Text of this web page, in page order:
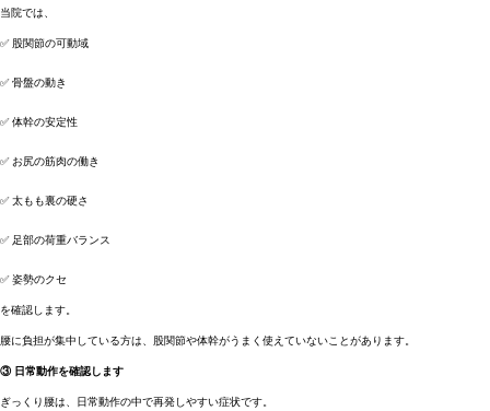
当院では、
✅ 股関節の可動域
✅ 骨盤の動き
✅ 体幹の安定性
✅ お尻の筋肉の働き
✅ 太もも裏の硬さ
✅ 足部の荷重バランス
✅ 姿勢のクセ
を確認します。
腰に負担が集中している方は、股関節や体幹がうまく使えていないことがあります。
③ 日常動作を確認します
ぎっくり腰は、日常動作の中で再発しやすい症状です。